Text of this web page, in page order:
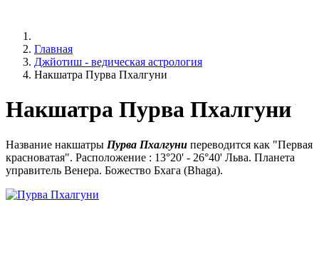
Главная
Джйотиш - ведическая астрология
Накшатра Пурва Пхалгуни
Накшатра Пурва Пхалгуни
Название накшатры Пурва Пхалгуни переводится как "Первая
красноватая". Расположение : 13°20' - 26°40' Льва. Планета
управитель Венера. Божество Бхага (Bhaga).